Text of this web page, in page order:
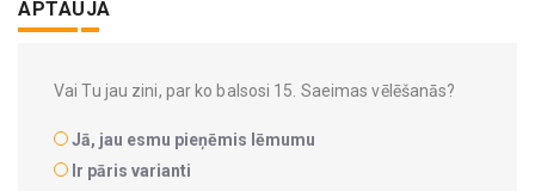
APTAUJA
Vai Tu jau zini, par ko balsosi 15. Saeimas vēlēšanās?
Jā, jau esmu pieņēmis lēmumu
Ir pāris varianti